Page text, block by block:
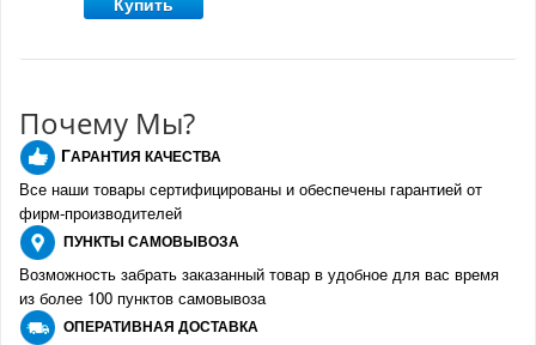
Почему Мы?
ГАРАНТИЯ КАЧЕСТВА
Все наши товары сертифицированы и обеспечены гарантией от
фирм-производителей
ПУНКТЫ САМОВЫВОЗА
Возможность забрать заказанный товар в удобное для вас время
из более 100 пунктов самовывоза
ОПЕРАТИВНАЯ ДОСТАВКА